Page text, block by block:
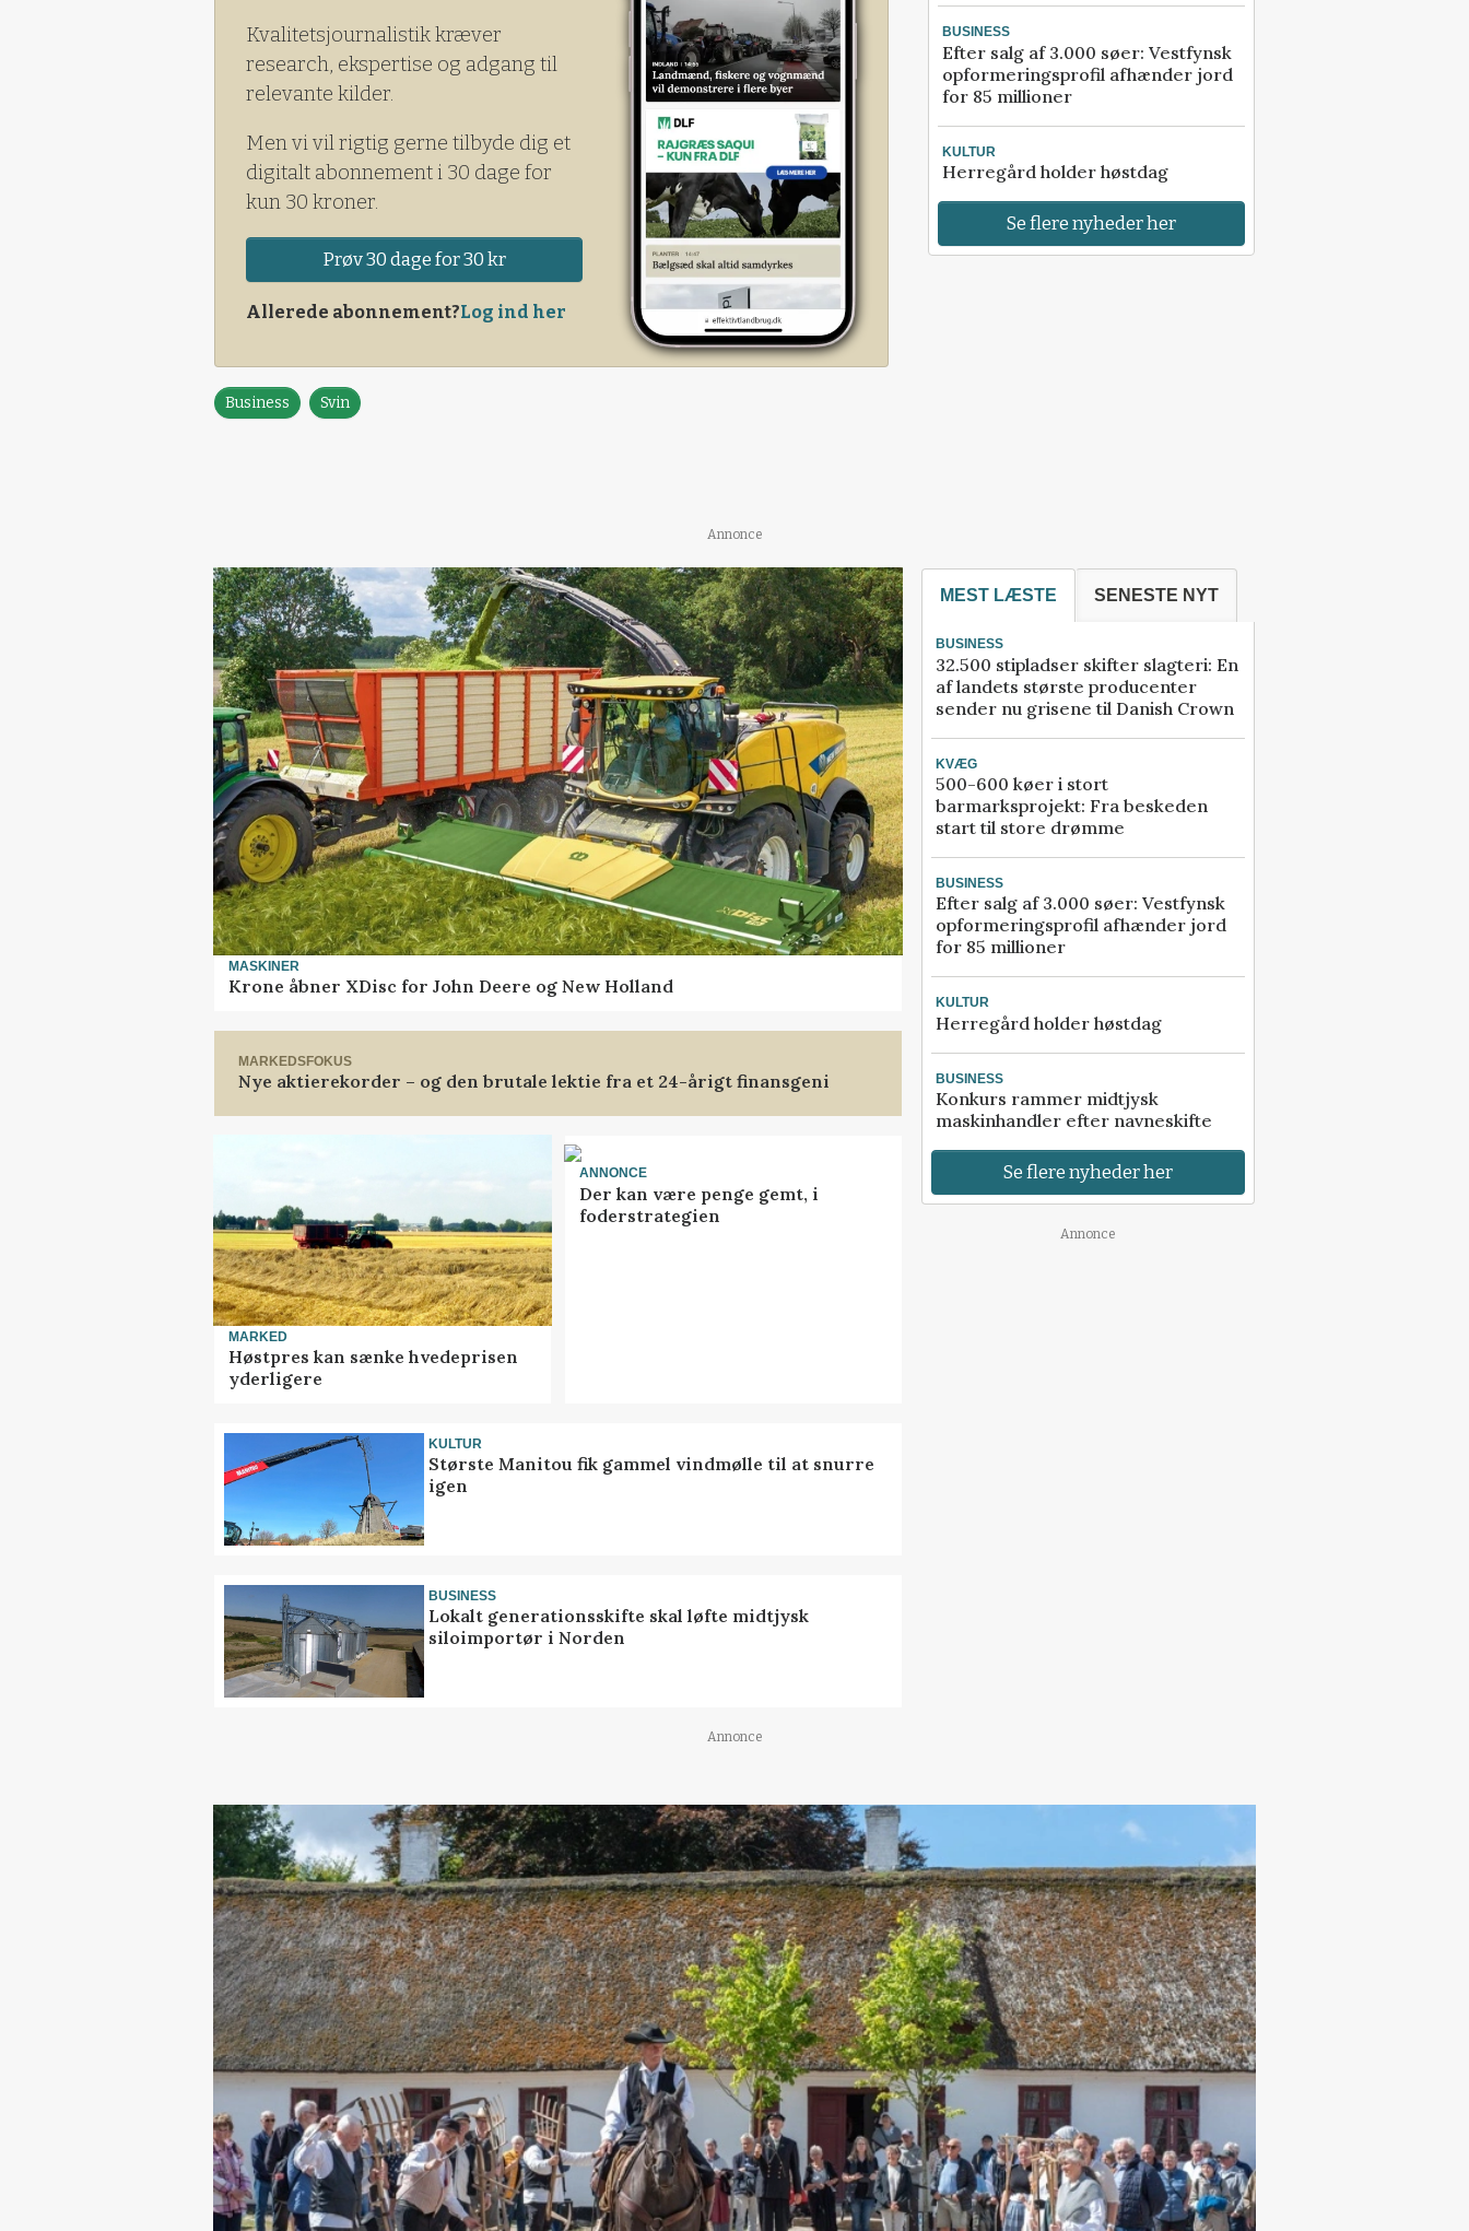
Kvalitetsjournalistik kræver
research, ekspertise og adgang til
relevante kilder.
Men vi vil rigtig gerne tilbyde dig et
digitalt abonnement i 30 dage for
kun 30 kroner.
Prøv 30 dage for 30 kr
Allerede abonnement?Log ind her
Business Svin
BUSINESS
Efter salg af 3.000 søer: Vestfynsk
opformeringsprofil afhænder jord
for 85 millioner
KULTUR
Herregård holder høstdag
Se flere nyheder her
Annonce
MASKINER
Krone åbner XDisc for John Deere og New Holland
MARKEDSFOKUS
Nye aktierekorder – og den brutale lektie fra et 24-årigt finansgeni
MARKED
Høstpres kan sænke hvedeprisen
yderligere
ANNONCE
Der kan være penge gemt, i
foderstrategien
KULTUR
Største Manitou fik gammel vindmølle til at snurre
igen
BUSINESS
Lokalt generationsskifte skal løfte midtjysk
siloimportør i Norden
MEST LÆSTE SENESTE NYT
BUSINESS
32.500 stipladser skifter slagteri: En
af landets største producenter
sender nu grisene til Danish Crown
KVÆG
500-600 køer i stort
barmarksprojekt: Fra beskeden
start til store drømme
BUSINESS
Efter salg af 3.000 søer: Vestfynsk
opformeringsprofil afhænder jord
for 85 millioner
KULTUR
Herregård holder høstdag
BUSINESS
Konkurs rammer midtjysk
maskinhandler efter navneskifte
Se flere nyheder her
Annonce
Annonce